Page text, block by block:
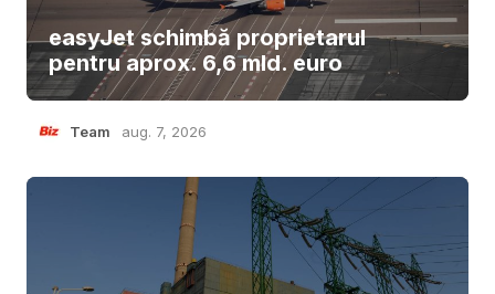
easyJet schimbă proprietarul
pentru aprox. 6,6 mld. euro
Team aug. 7, 2026